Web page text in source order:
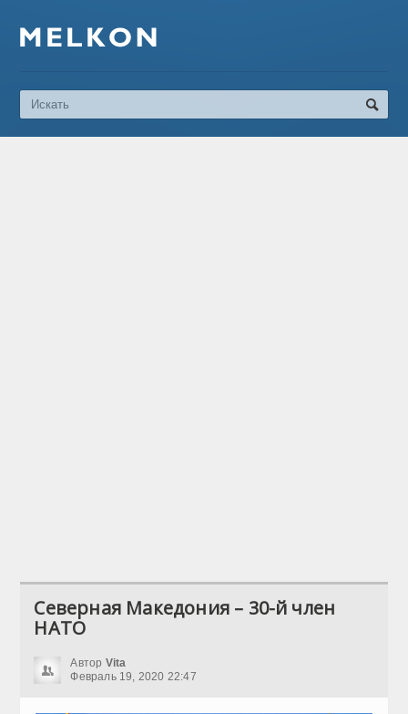
Северная Македония – 30-й член
НАТО
Автор Vita
Февраль 19, 2020 22:47